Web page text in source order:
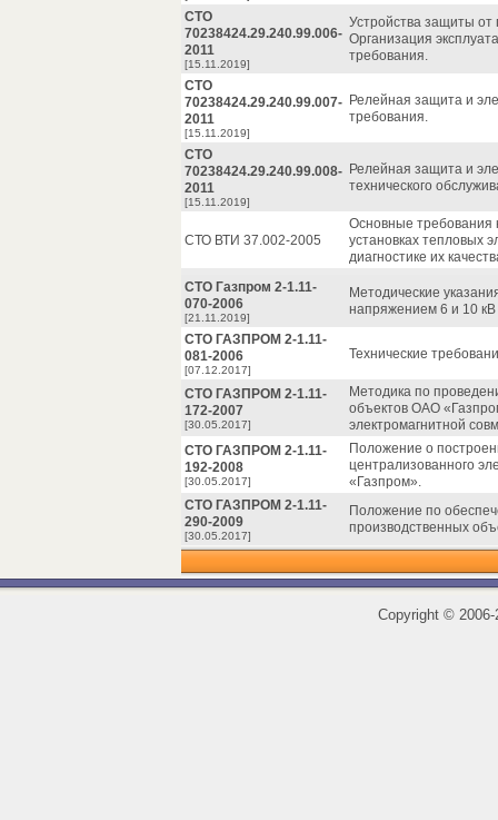
СТО
70238424.29.240.99.006-
2011
[15.11.2019]
Устройства защиты от
Организация
требования.
СТО
70238424.29.240.99.007-
2011
[15.11.2019]
Релейная защита и
требования.
СТО
70238424.29.240.99.008-
2011
[15.11.2019]
Релейная защита и
технического
СТО ВТИ 37.002-2005
Основные требования
установках тепловых
диагностике их
СТО Газпром 2-1.11-
070-2006
[21.11.2019]
Методические
напряжением 6 и 10
СТО ГАЗПРОМ 2-1.11-
081-2006
[07.12.2017]
Технические
СТО ГАЗПРОМ 2-1.11-
172-2007
[30.05.2017]
Методика по
объектов ОАО
электромагнитной
СТО ГАЗПРОМ 2-1.11-
192-2008
[30.05.2017]
Положение о
централизованного
«Газпром».
СТО ГАЗПРОМ 2-1.11-
290-2009
[30.05.2017]
Положение по
производственных
Copyright ©